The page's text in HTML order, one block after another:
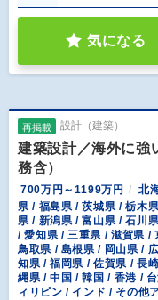
気になる
再掲載 設計（建築）
建築設計／海外に強
務含）
700万円～1199万円
北
県 / 福島県 / 茨城県 / 栃木
県 / 新潟県 / 富山県 / 石川
/ 愛知県 / 三重県 / 滋賀県 /
鳥取県 / 島根県 / 岡山県 /
知県 / 福岡県 / 佐賀県 / 長
縄県 / 中国 / 韓国 / 香港 /
ィリピン / インド / その他